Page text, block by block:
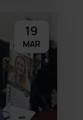
19
MAR